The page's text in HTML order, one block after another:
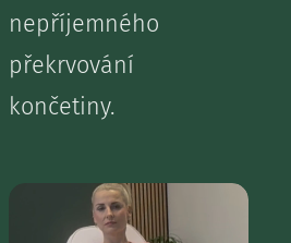
nepříjemného
překrvování
končetiny.